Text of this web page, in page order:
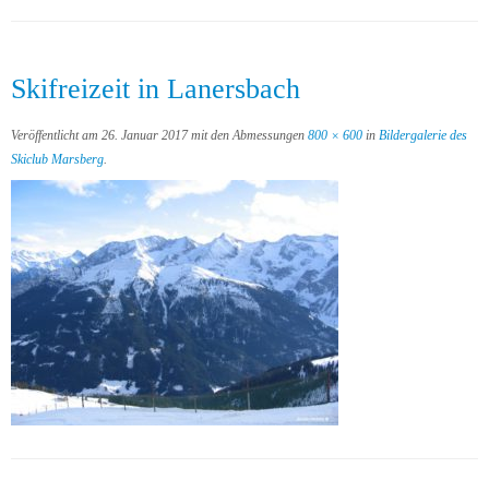
Skifreizeit in Lanersbach
Veröffentlicht am 26. Januar 2017mit den Abmessungen 800 × 600 in Bildergalerie des
Skiclub Marsberg.